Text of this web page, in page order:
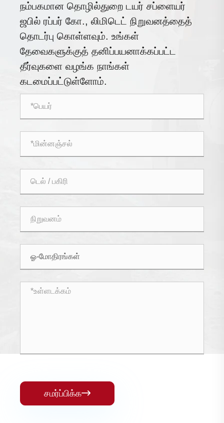
நம்பகமான தொழில்துறை டயர் சப்ளையர்
ஜபில் ரப்பர் கோ., லிமிடெட் நிறுவனத்தைத்
தொடர்பு கொள்ளவும். உங்கள்
தேவைகளுக்குத் தனிப்பயனாக்கப்பட்ட
தீர்வுகளை வழங்க நாங்கள்
கடமைப்பட்டுள்ளோம்.
சமர்ப்பிக்க